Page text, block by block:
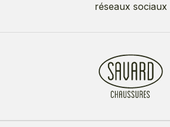
réseaux sociaux